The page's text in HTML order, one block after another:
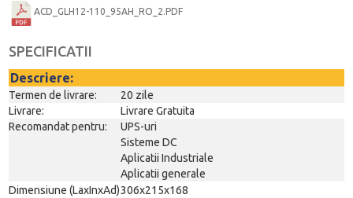
ACD_GLH12-110_95AH_RO_2.PDF
SPECIFICATII
Descriere:
Termen de livrare:
20 zile
Livrare:
Livrare Gratuita
Recomandat pentru:
UPS-uri
Sisteme DC
Aplicatii Industriale
Aplicatii generale
Dimensiune (LaxInxAd)306x215x168